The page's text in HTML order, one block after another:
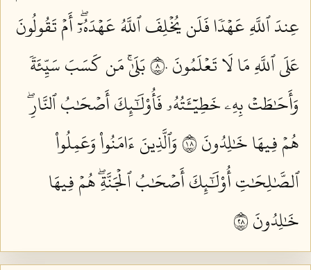
عِندَ ٱللَّهِ عَهۡدٗا فَلَن يُخۡلِفَ ٱللَّهُ عَهۡدَهُۥٓۖ أَمۡ تَقُولُونَ
عَلَى ٱللَّهِ مَا لَا تَعۡلَمُونَ ٨٠
بَلَىٰۚ مَن كَسَبَ سَيِّئَةٗ
وَأَحَٰطَتۡ بِهِۦ خَطِيٓـَٔتُهُۥ فَأُوْلَٰٓئِكَ أَصۡحَٰبُ ٱلنَّارِۖ
هُمۡ فِيهَا خَٰلِدُونَ ٨١
وَٱلَّذِينَ ءَامَنُواْ وَعَمِلُواْ
ٱلصَّٰلِحَٰتِ أُوْلَٰٓئِكَ أَصۡحَٰبُ ٱلۡجَنَّةِۖ هُمۡ فِيهَا
خَٰلِدُونَ ٨٢